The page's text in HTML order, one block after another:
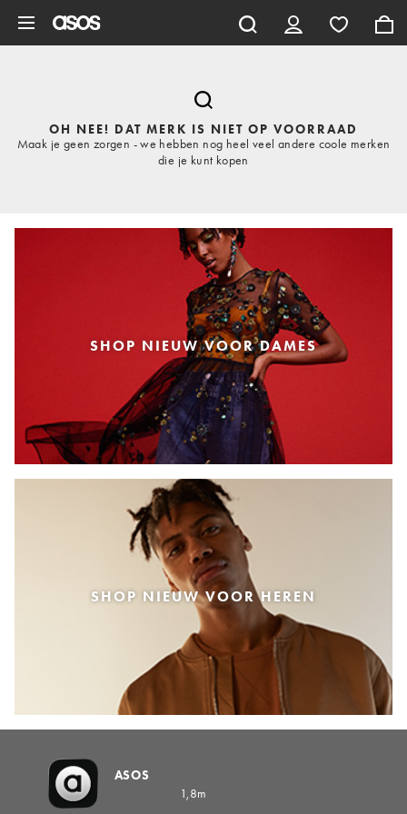
OH NEE! DAT MERK IS NIET OP VOORRAAD
Maak je geen zorgen - we hebben nog heel veel andere coole merken
die je kunt kopen
SHOP NIEUW VOOR DAMES
SHOP NIEUW VOOR HEREN
ASOS
1,8m